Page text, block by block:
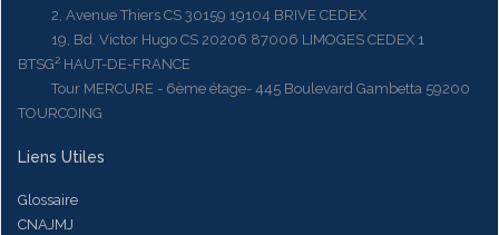
2, Avenue Thiers CS 30159 19104 BRIVE CEDEX
19, Bd. Victor Hugo CS 20206 87006 LIMOGES CEDEX 1
BTSG² HAUT-DE-FRANCE
Tour MERCURE - 6ème étage- 445 Boulevard Gambetta 59200
TOURCOING
Liens Utiles
Glossaire
CNAJMJ